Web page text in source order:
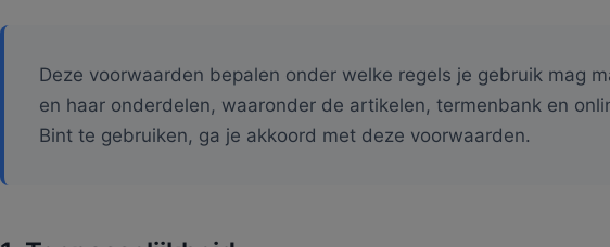
Deze voorwaarden bepalen onder welke regels je gebruik mag
en haar onderdelen, waaronder de artikelen, termenbank en
Bint te gebruiken, ga je akkoord met deze voorwaarden.